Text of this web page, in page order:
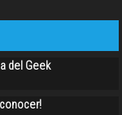
del Geek